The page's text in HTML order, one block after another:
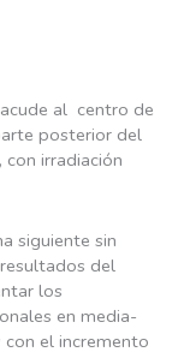
al centro de
posterior del
irradiación
siguiente sin
del
los
en media-
el incremento